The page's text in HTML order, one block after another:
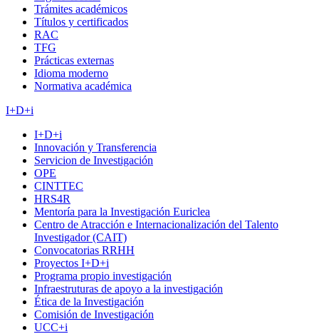
Trámites académicos
Títulos y certificados
RAC
TFG
Prácticas externas
Idioma moderno
Normativa académica
I+D+i
I+D+i
Innovación y Transferencia
Servicion de Investigación
OPE
CINTTEC
HRS4R
Mentoría para la Investigación Euriclea
Centro de Atracción e Internacionalización del Talento
Investigador (CAIT)
Convocatorias RRHH
Proyectos I+D+i
Programa propio investigación
Infraestruturas de apoyo a la investigación
Ética de la Investigación
Comisión de Investigación
UCC+i